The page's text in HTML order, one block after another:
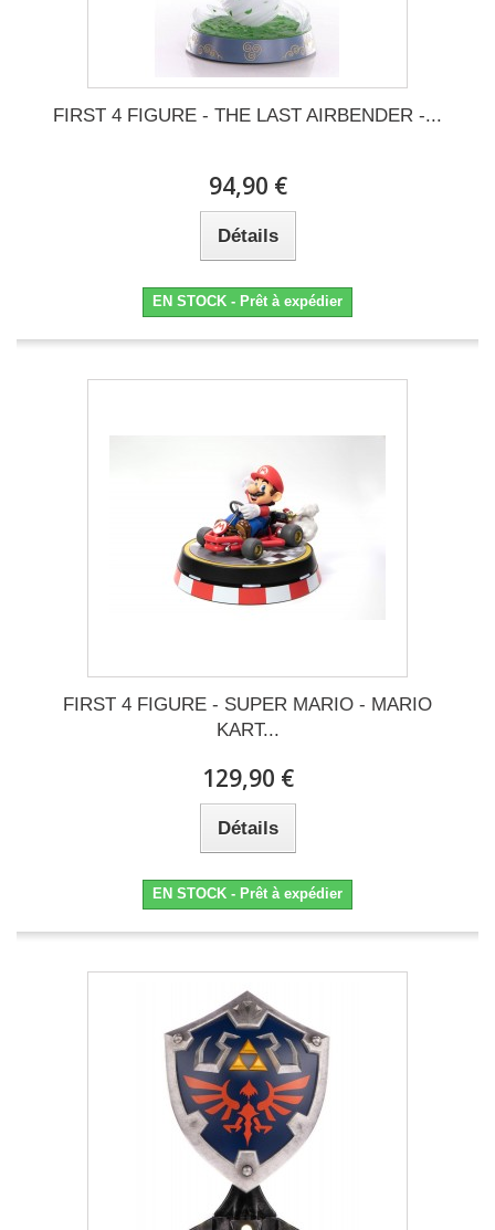
FIRST 4 FIGURE - THE LAST AIRBENDER -...
94,90 €
Détails
EN STOCK - Prêt à expédier
FIRST 4 FIGURE - SUPER MARIO - MARIO
KART...
129,90 €
Détails
EN STOCK - Prêt à expédier